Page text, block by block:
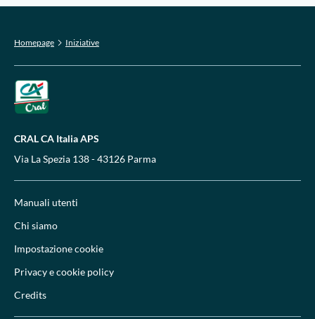
Homepage Iniziative
CRAL CA Italia APS
Via La Spezia 138 - 43126 Parma
Manuali utenti
Chi siamo
Impostazione cookie
Privacy e cookie policy
Credits